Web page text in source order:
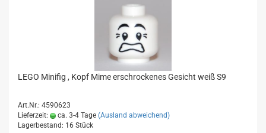
LEGO Minifig , Kopf Mime erschrockenes Gesicht weiß S9
Art.Nr.: 4590623
Lieferzeit:
ca. 3-4 Tage (Ausland abweichend)
Lagerbestand: 16 Stück